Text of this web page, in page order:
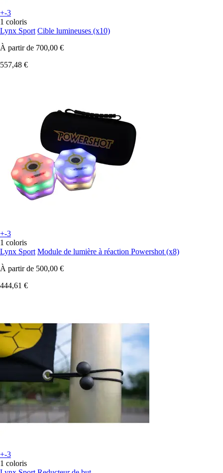
+-3
1 coloris
Lynx Sport Cible lumineuses (x10)
À partir de 700,00 €
557,48 €
+-3
1 coloris
Lynx Sport Module de lumière à réaction Powershot (x8)
À partir de 500,00 €
444,61 €
+-3
1 coloris